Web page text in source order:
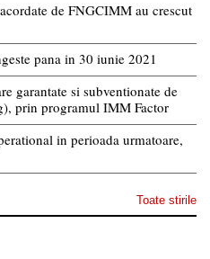
de FNGCIMM au crescut
pana in 30 iunie 2021
garantate si subventionate de
prin programul IMM Factor
in perioada urmatoare,
Toate stirile